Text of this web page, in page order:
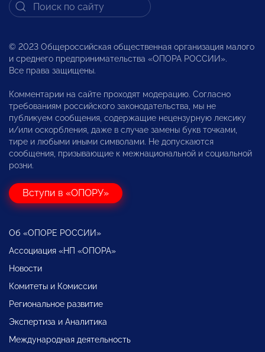
© 2023 Общероссийская общественная организация малого
и среднего предпринимательства «ОПОРА РОССИИ».
Все права защищены.
Комментарии на сайте проходят модерацию. Согласно
требованиям российского законодательства, мы не
публикуем сообщения, содержащие нецензурную лексику
и/или оскорбления, даже в случае замены букв точками,
тире и любыми иными символами. Не допускаются
сообщения, призывающие к межнациональной и социальной
розни.
Вступи в «ОПОРУ»
Об «ОПОРЕ РОССИИ»
Ассоциация «НП «ОПОРА»
Новости
Комитеты и Комиссии
Региональное развитие
Экспертиза и Аналитика
Международная деятельность